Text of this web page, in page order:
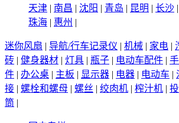
天津 | 南昌 | 沈阳 | 青岛 | 昆明 | 长沙 |
珠海 | 惠州 |
迷你风扇 | 导航/行车记录仪 | 机械 | 家电 |
砖 | 健身器材 | 灯具 | 瓶子 | 电动车配件 |
件 | 办公桌 | 主板 | 显示器 | 电器 | 电动车 |
接 | 螺栓和螺母 | 螺丝 | 绞肉机 | 榨汁机 |
筒 |